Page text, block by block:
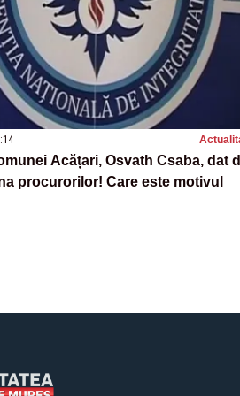
Csaba, dat de
procurorilor! Care este motivul